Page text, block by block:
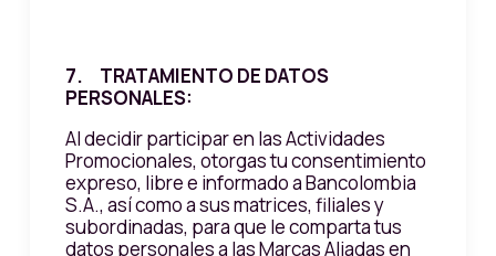
7. TRATAMIENTO DE DATOS
PERSONALES:
Al decidir participar en las Actividades
Promocionales, otorgas tu consentimiento
expreso, libre e informado a Bancolombia
S.A., así como a sus matrices, filiales y
subordinadas, para que le comparta tus
datos personales a las Marcas Aliadas en